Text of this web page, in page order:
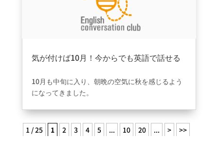
気が付けば10月！今からでも英語で話せる
10月も中旬に入り、朝晩の空気に秋を感じるよう
になってきました。
てみようかな」と考えるには、
まさに今がベストなタイミングです。
1 / 25 1 2 3 4 5 ... 10 20 ... > >>